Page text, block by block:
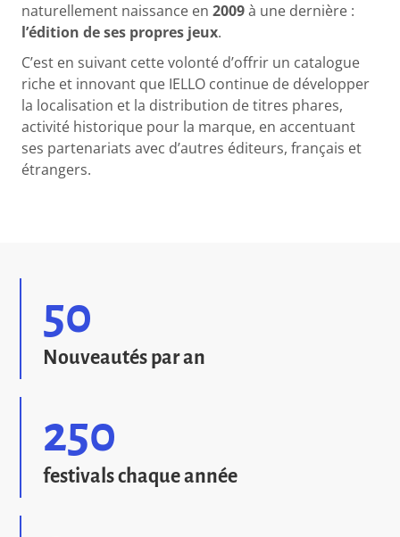
naturellement naissance en2009à une dernière :
l’édition de ses propres jeux.
C’est en suivant cette volonté d’offrir un catalogue
riche et innovant que IELLO continue de développer
la localisation et la distribution de titres phares,
activité historique pour la marque, en accentuant
ses partenariats avec d’autres éditeurs, français et
étrangers.
50
Nouveautés par an
250
festivals chaque année